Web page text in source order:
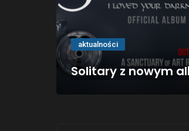
aktualności
Solitary z nowym